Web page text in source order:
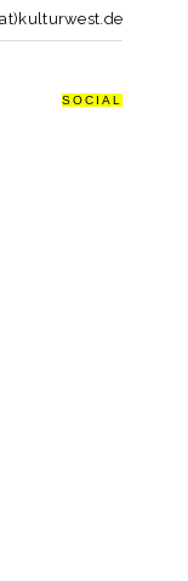
SOCIAL